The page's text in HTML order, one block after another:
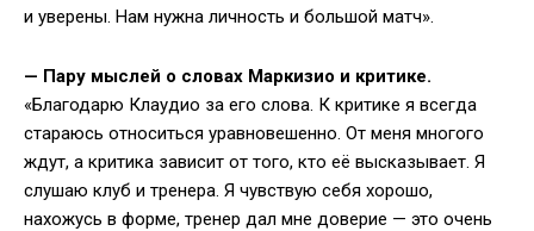
и уверены. Нам нужна личность и большой матч».
— Пару мыслей о словах Маркизио и критике.
«Благодарю Клаудио за его слова. К критике я всегда
стараюсь относиться уравновешенно. От меня многого
ждут, а критика зависит от того, кто её высказывает. Я
слушаю клуб и тренера. Я чувствую себя хорошо,
нахожусь в форме, тренер дал мне доверие — это очень